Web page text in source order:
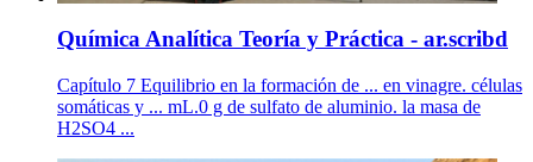
Química Analítica Teoría y Práctica - ar.scribd
Capítulo 7 Equilibrio en la formación de ... en vinagre. células
somáticas y ... mL.0 g de sulfato de aluminio. la masa de
H2SO4 ...